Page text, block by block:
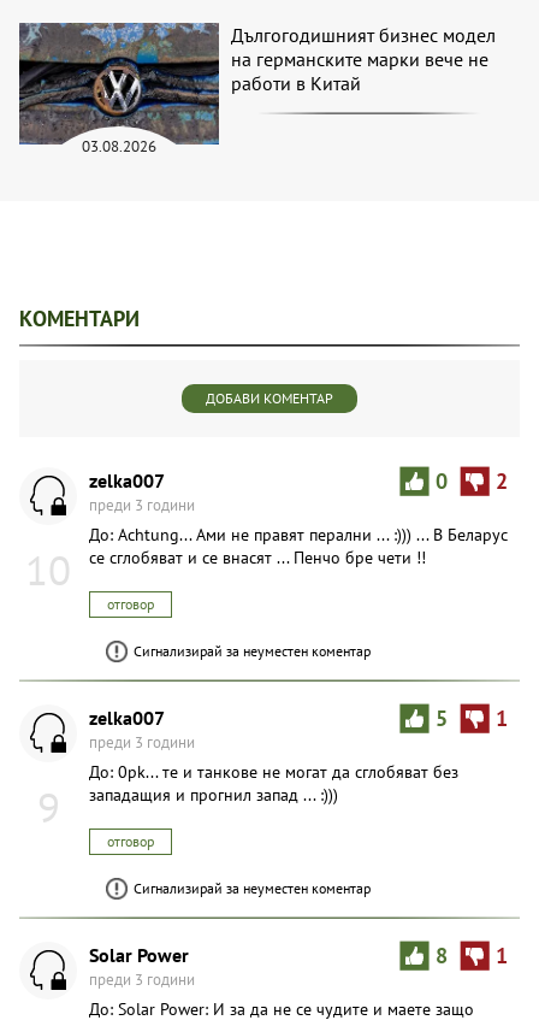
03.08.2026
Дългогодишният бизнес модел
на германските марки вече не
работи в Китай
КОМЕНТАРИ
ДОБАВИ КОМЕНТАР
10
0 2
zelka007
преди 3 години
До: Achtung... Ами не правят перални ... :))) ... В Беларус
се сглобяват и се внасят ... Пенчо бре чети !!
отговор
Сигнализирай за неуместен коментар
9
5 1
zelka007
преди 3 години
До: 0pk... те и танкове не могат да сглобяват без
западащия и прогнил запад ... :)))
отговор
Сигнализирай за неуместен коментар
8 1
Solar Power
преди 3 години
До: Solar Power: И за да не се чудите и маете защо